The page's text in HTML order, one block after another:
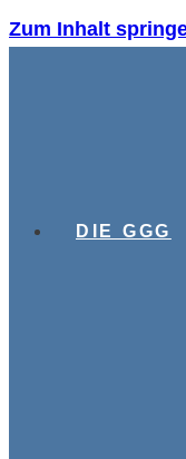
Zum Inhalt
DIE GGG